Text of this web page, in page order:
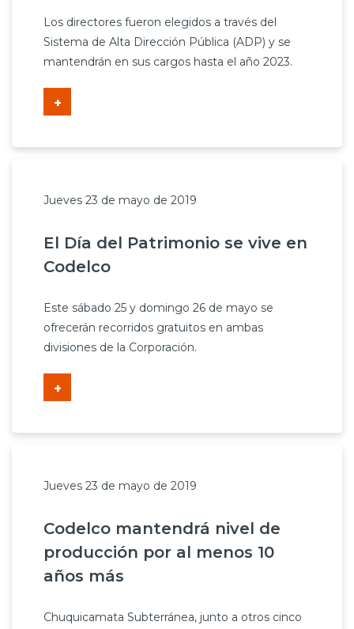
Los directores fueron elegidos a través del
Sistema de Alta Dirección Pública (ADP) y se
mantendrán en sus cargos hasta el año 2023.
+
Jueves 23 de mayo de 2019
El Día del Patrimonio se vive en
Codelco
Este sábado 25 y domingo 26 de mayo se
ofrecerán recorridos gratuitos en ambas
divisiones de la Corporación.
+
Jueves 23 de mayo de 2019
Codelco mantendrá nivel de
producción por al menos 10
años más
Chuquicamata Subterránea, junto a otros cinco